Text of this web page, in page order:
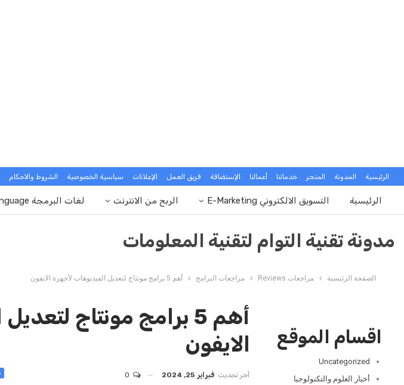
الرئيسية المدونة المتجر خدماتنا أعمالنا الإستضافة فريق العمل الإعلانات سياسية الخصوصية الشروط والاحكام
الرئيسية التسويق الالكتروني E-Marketing الربح من الانترنت لغات البرمجة Programming Language
مدونة تقنية التوام لتقنية المعلومات
الصفحة الرئيسية مراجعات Reviews مراجعات البرامج أهم 5 برامج مونتاج لتعديل الفيديوهات لأجهزة الايفون
أهم 5 برامج مونتاج
الايفون
آخر تحديث فبراير 25, 2024
اقسام الموقع
Uncategorized
أخبار العلوم والتكنولوجيا